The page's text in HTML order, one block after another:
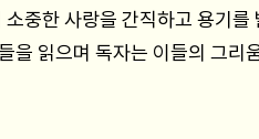
중한 사랑을 간직하고 용기
을 읽으며 독자는 이들의 그리